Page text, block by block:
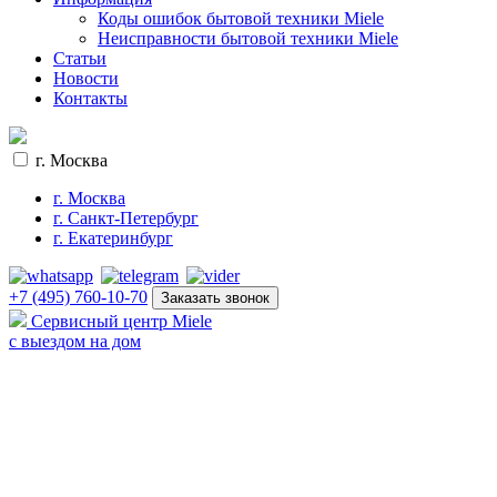
Коды ошибок бытовой техники Miele
Неисправности бытовой техники Miele
Статьи
Новости
Контакты
г. Москва
г. Москва
г. Санкт-Петербург
г. Екатеринбург
+7 (495) 760-10-70 Заказать звонок
Сервисный центр Miele
с выездом на дом